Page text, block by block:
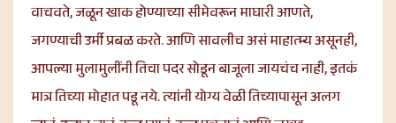
वाचवते, जळून खाक होण्याच्या सीमेवरून माघारी आणते,
जगण्याची उर्मी प्रबळ करते. आणि सावलीच असं माहात्म्य असूनही,
आपल्या मुलामुलींनी तिचा पदर सोडून बाजूला जायचंच नाही, इतकं
मात्र तिच्या मोहात पडू नये. त्यांनी योग्य वेळी तिच्यापासून अलग